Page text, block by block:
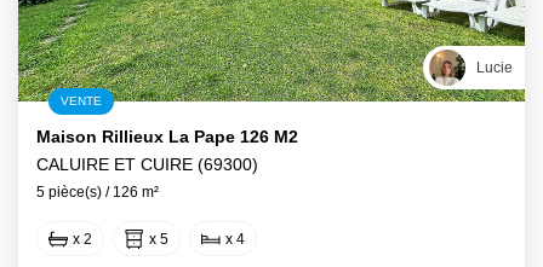
Lucie
VENTE
Maison Rillieux La Pape 126 M2
CALUIRE ET CUIRE (69300)
5 pièce(s) / 126 m²
x 2 x 5 x 4